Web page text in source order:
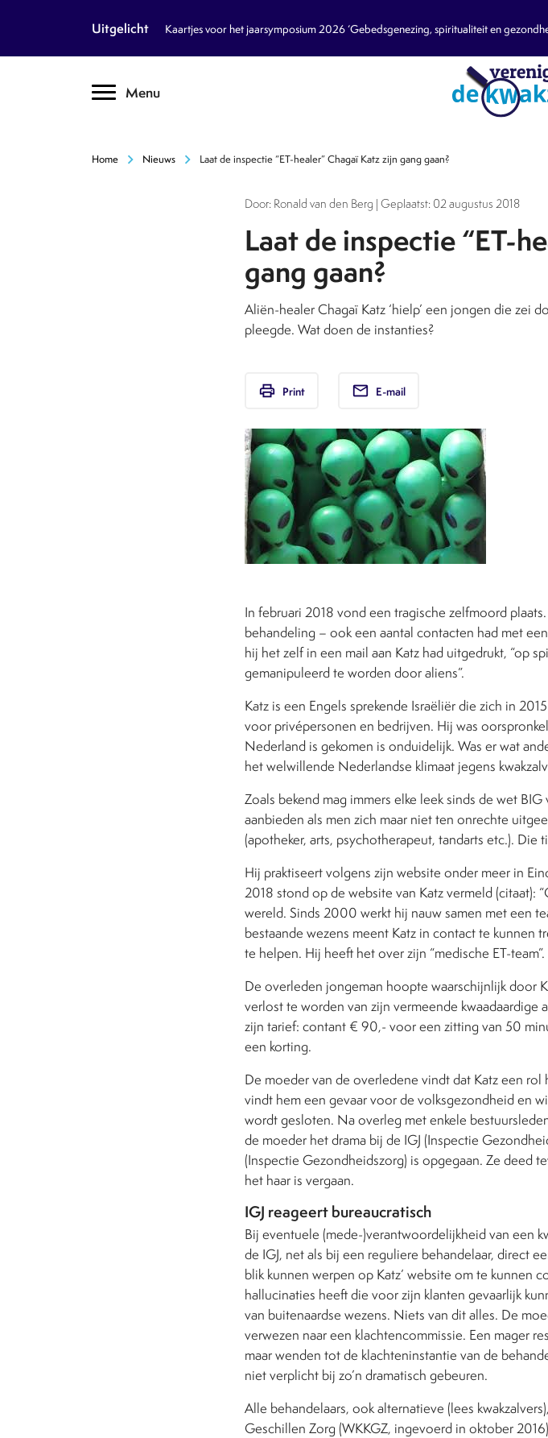
Uitgelicht Kaartjes voor het jaarsymposium 2026 ‘Gebedsgenezing, spiritualiteit en
Menu
Nieuws
inventory_2 Dossiers chevron_right
text_format Encyclopedie
Home chevron_right Nieuws chevron_right Laat de inspectie “ET-healer” Chagaï Katz zijn gang gaan?
Door: Ronald van den Berg | Geplaatst: 02 augustus 2018
Laat de inspectie “ET-
gang gaan?
Aliën-healer Chagaï Katz ‘hielp’ een jongen die zei
pleegde. Wat doen de instanties?
print Print email E-mail
In februari 2018 vond een tragische zelfmoord
behandeling – ook een aantal contacten had met
hij het zelf in een mail aan Katz had uitgedrukt, “op
gemanipuleerd te worden door aliens”.
Katz is een Engels sprekende Israëliër die zich in
voor privépersonen en bedrijven. Hij was
Nederland is gekomen is onduidelijk. Was er wat
het welwillende Nederlandse klimaat jegens
Zoals bekend mag immers elke leek sinds de wet
aanbieden als men zich maar niet ten onrechte
(apotheker, arts, psychotherapeut, tandarts etc.). Die
Hij praktiseert volgens zijn website onder meer in
2018 stond op de website van Katz vermeld (citaat):
wereld. Sinds 2000 werkt hij nauw samen met een
bestaande wezens meent Katz in contact te kunnen
te helpen. Hij heeft het over zijn “medische ET-team”.
De overleden jongeman hoopte waarschijnlijk door
verlost te worden van zijn vermeende kwaadaardige
zijn tarief: contant € 90,- voor een zitting van 50
een korting.
De moeder van de overledene vindt dat Katz een
vindt hem een gevaar voor de volksgezondheid en
wordt gesloten. Na overleg met enkele
de moeder het drama bij de IGJ (Inspectie
(Inspectie Gezondheidszorg) is opgegaan. Ze deed
het haar is vergaan.
IGJ reageert bureaucratisch
Bij eventuele (mede-)verantwoordelijkheid van een
de IGJ, net als bij een reguliere behandelaar, direct
blik kunnen werpen op Katz’ website om te kunnen
hallucinaties heeft die voor zijn klanten gevaarlijk
van buitenaardse wezens. Niets van dit alles. De
verwezen naar een klachtencommissie. Een mager
maar wenden tot de klachteninstantie van de
niet verplicht bij zo’n dramatisch gebeuren.
Alle behandelaars, ook alternatieve (lees
Geschillen Zorg (WKKGZ, ingevoerd in oktober